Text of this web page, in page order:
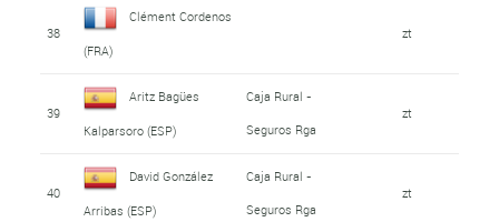
38
Clément Cordenos
(FRA)
zt
39
Aritz Bagües
Kalparsoro (ESP)
Caja Rural -
Seguros Rga
zt
40
David González
Arribas (ESP)
Caja Rural -
Seguros Rga
zt